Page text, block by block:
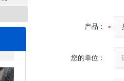
产品：
您的单位：